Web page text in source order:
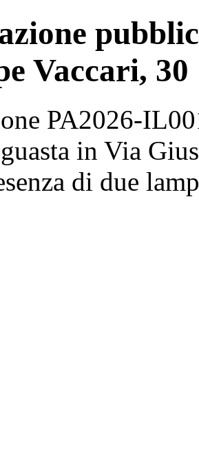
Vaccari,
PA2026-
in Via
di due